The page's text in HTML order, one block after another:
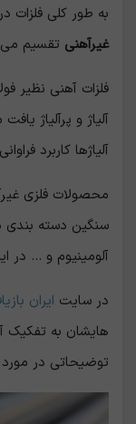
به طور کلی
غیرآهنی تقسیم
فلزات آهنی نظیر
آلیاژ و پرآلیاژ
آلیاژها کاربرد
محصولات فلزی
سنگین دسته بندی
آلومینیوم و ... در
در سایت ایران
هایشان به تفکیک
توضیحاتی در